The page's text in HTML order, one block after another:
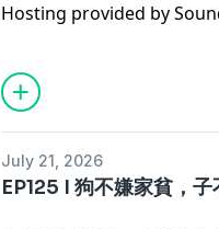
Hosting provided by
July 21, 2026
EP125 I 狗不嫌家貧，